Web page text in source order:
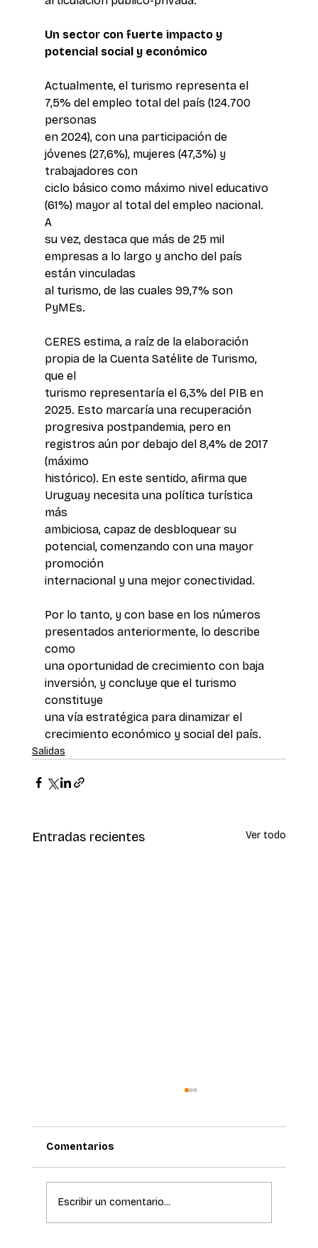
Un sector con fuerte impacto y
potencial social y económico
Actualmente, el turismo representa el
7,5% del empleo total del país (124.700
personas
en 2024), con una participación de
jóvenes (27,6%), mujeres (47,3%) y
trabajadores con
ciclo básico como máximo nivel educativo
(61%) mayor al total del empleo nacional.
A
su vez, destaca que más de 25 mil
empresas a lo largo y ancho del país
están vinculadas
al turismo, de las cuales 99,7% son
PyMEs.
CERES estima, a raíz de la elaboración
propia de la Cuenta Satélite de Turismo,
que el
turismo representaría el 6,3% del PIB en
2025. Esto marcaría una recuperación
progresiva postpandemia, pero en
registros aún por debajo del 8,4% de 2017
(máximo
histórico). En este sentido, afirma que
Uruguay necesita una política turística
más
ambiciosa, capaz de desbloquear su
potencial, comenzando con una mayor
promoción
internacional y una mejor conectividad.
Por lo tanto, y con base en los números
presentados anteriormente, lo describe
como
una oportunidad de crecimiento con baja
inversión, y concluye que el turismo
constituye
una vía estratégica para dinamizar el
crecimiento económico y social del país.
Salidas
Entradas recientes Ver todo
Comentarios
Escribir un comentario...